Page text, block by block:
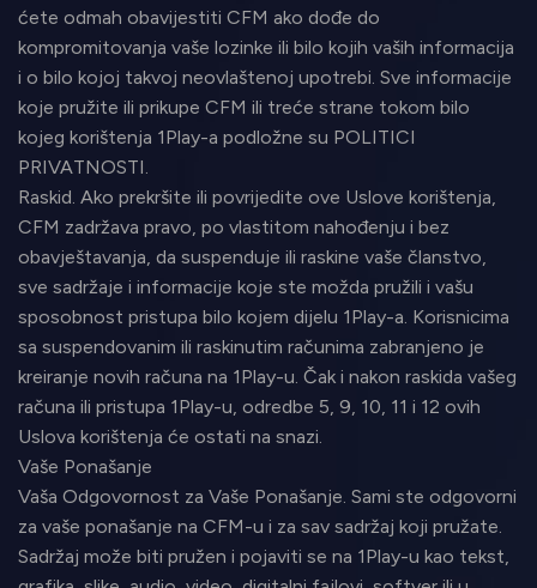
ćete odmah obavijestiti CFM ako dođe do
kompromitovanja vaše lozinke ili bilo kojih vaših informacija
i o bilo kojoj takvoj neovlaštenoj upotrebi. Sve informacije
koje pružite ili prikupe CFM ili treće strane tokom bilo
kojeg korištenja 1Play-a podložne su POLITICI
PRIVATNOSTI.
Raskid. Ako prekršite ili povrijedite ove Uslove korištenja,
CFM zadržava pravo, po vlastitom nahođenju i bez
obavještavanja, da suspenduje ili raskine vaše članstvo,
sve sadržaje i informacije koje ste možda pružili i vašu
sposobnost pristupa bilo kojem dijelu 1Play-a. Korisnicima
sa suspendovanim ili raskinutim računima zabranjeno je
kreiranje novih računa na 1Play-u. Čak i nakon raskida vašeg
računa ili pristupa 1Play-u, odredbe 5, 9, 10, 11 i 12 ovih
Uslova korištenja će ostati na snazi.
Vaše Ponašanje
Vaša Odgovornost za Vaše Ponašanje. Sami ste odgovorni
za vaše ponašanje na CFM-u i za sav sadržaj koji pružate.
Sadržaj može biti pružen i pojaviti se na 1Play-u kao tekst,